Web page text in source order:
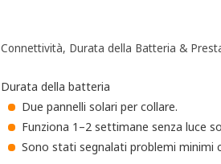
Connettività, Durata della Batteria &
Durata della batteria
Due pannelli solari per collare.
Funziona 1–2 settimane senza luce
Sono stati segnalati problemi minimi